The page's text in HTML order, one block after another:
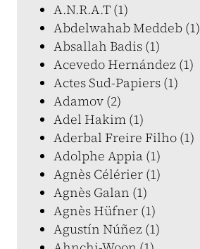
A.N.R.A.T (1)
Abdelwahab Meddeb (1)
Absallah Badis (1)
Acevedo Hernández (1)
Actes Sud-Papiers (1)
Adamov (2)
Adel Hakim (1)
Aderbal Freire Filho (1)
Adolphe Appia (1)
Agnès Célérier (1)
Agnès Galan (1)
Agnès Hüfner (1)
Agustín Núñez (1)